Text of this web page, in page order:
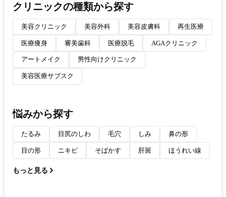
クリニックの種類から探す
美容クリニック 美容外科 美容皮膚科 再生医療
医療痩身 審美歯科 医療脱毛 AGAクリニック
アートメイク 男性向けクリニック
美容医療サブスク
悩みから探す
たるみ 目尻のしわ 毛穴 しみ 鼻の形
目の形 ニキビ そばかす 肝斑 ほうれい線
もっと見る